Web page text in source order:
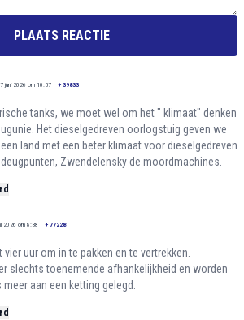
PLAATS REACTIE
juni 2026 om 10:57 + 39833
tanks, we moet wel om het " klimaat" denken
Het dieselgedreven oorlogstuig geven we
land met een beter klimaat voor dieselgedreven
Zwendelensky de moordmachines.
2026 om 8:38 + 77228
vier uur om in te pakken en te vertrekken.
slechts toenemende afhankelijkheid en worden
aan een ketting gelegd.